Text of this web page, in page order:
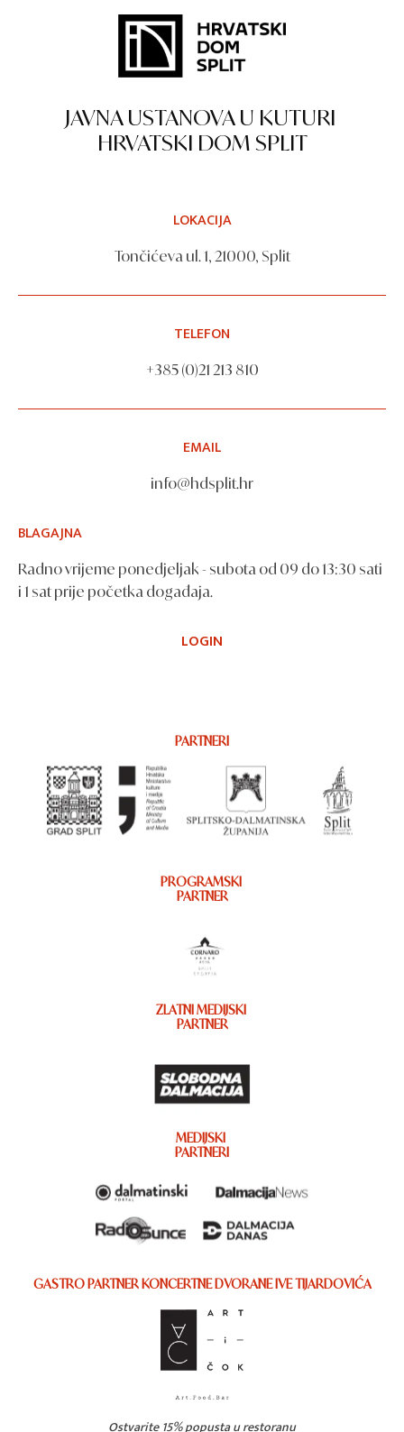
JAVNA USTANOVA U KUTURI
HRVATSKI DOM SPLIT
LOKACIJA
Tončićeva ul. 1, 21000, Split
TELEFON
+385 (0)21 213 810
EMAIL
info@hdsplit.hr
BLAGAJNA
Radno vrijeme ponedjeljak - subota od 09 do 13:30 sati
i 1 sat prije početka događaja.
LOGIN
PARTNERI
PROGRAMSKI
PARTNER
ZLATNI MEDIJSKI
PARTNER
MEDIJSKI
PARTNERI
GASTRO PARTNER KONCERTNE DVORANE IVE TIJARDOVIĆA
Ostvarite 15% popusta u restoranu